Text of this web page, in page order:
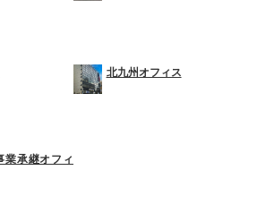
北九州オフィス
業承継オフィ